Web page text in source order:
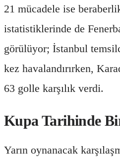
21 mücadele ise
istatistiklerinde de
görülüyor; İstanbul
kez havalandırırken,
63 golle karşılık verdi.
Kupa Tarihinde
Yarın oynanacak